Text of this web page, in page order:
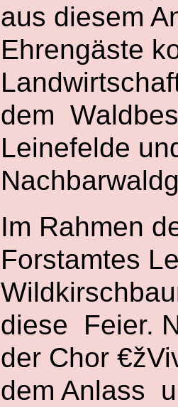
aus diesem
Ehrengäste
dem
Leinefelde
Im Rahmen
Forstamtes
diese Feier.
der Chor
dem Anlass